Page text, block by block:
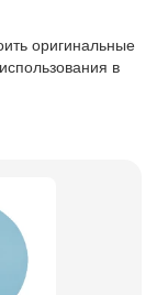
оригинальные
в